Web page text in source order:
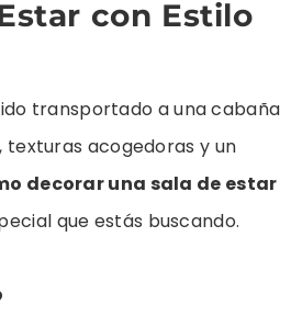
con Estilo
transportado a una cabaña
texturas acogedoras y un
decorar una sala de estar
que estás buscando.